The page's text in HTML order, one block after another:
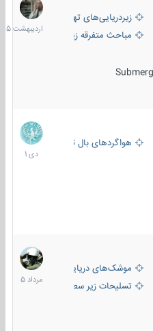
زیردریایی‌های تهاجمی
مباحث متفرقه زیرسطحی
1405
هواگردهای بال ثابت
12
دی
1401
موشک‌های دریایی
تسلیحات زیر سطحی
2
مرداد
1405